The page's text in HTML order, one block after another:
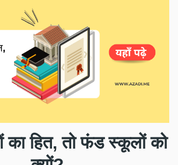
का हित, तो फंड स्कूलों को